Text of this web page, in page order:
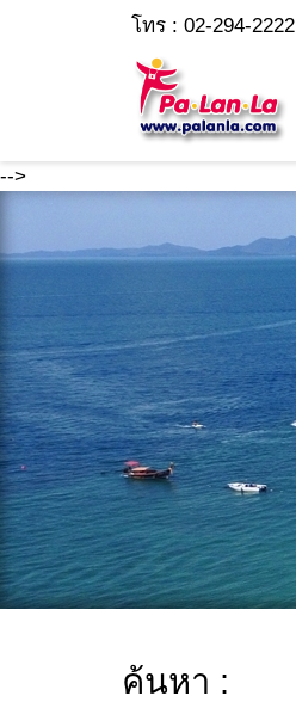
-->
โทร : 02-294-2222
ค้นหา :